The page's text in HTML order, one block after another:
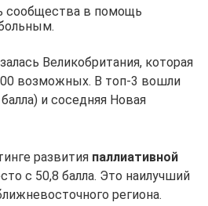
сообщества в помощь
Великобритания, которая
возможных. В топ-3 вошли
и соседняя Новая
развития паллиативной
с 50,8 балла. Это наилучший
региона.